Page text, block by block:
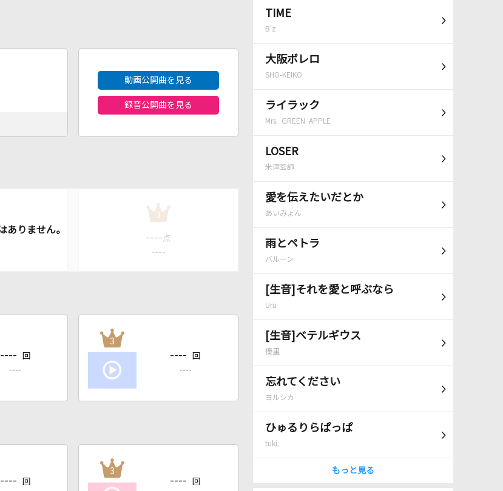
TIME
B'z
大阪ボレロ
SHO-KEIKO
ライラック
Mrs. GREEN APPLE
LOSER
米津玄師
愛を伝えたいだとか
あいみょん
雨とペトラ
バルーン
[生音]それを愛と呼ぶなら
Uru
[生音]ベテルギウス
優里
忘れてください
ヨルシカ
ひゅるりらぱっぱ
tuki.
もっと見る
動画公開曲を見る
録音公開曲を見る
3
---- 点
----
---- 回
----
3
---- 回
----
---- 回
3
---- 回